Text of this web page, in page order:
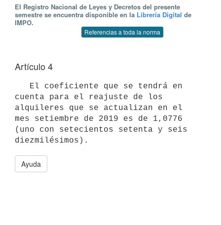
El Registro Nacional de Leyes y Decretos del presente
semestre se encuentra disponible en la Librería Digital de
IMPO.
Referencias a toda la norma
Artículo 4
cuenta para el reajuste de los
alquileres que se actualizan en el
mes setiembre de 2019 es de 1,0776
(uno con setecientos setenta y seis
Ayuda